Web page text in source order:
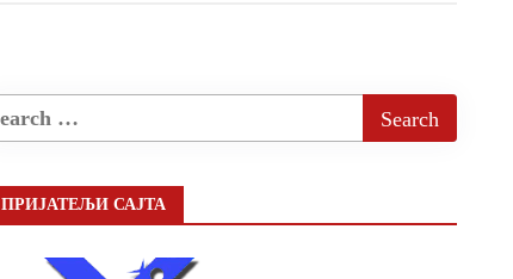
ПРИЈАТЕЉИ САЈТА